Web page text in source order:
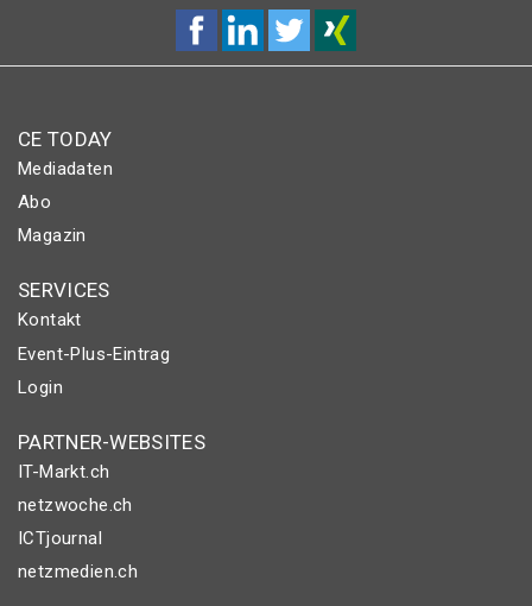
CE TODAY
Mediadaten
Abo
Magazin
SERVICES
Kontakt
Event-Plus-Eintrag
Login
PARTNER-WEBSITES
IT-Markt.ch
netzwoche.ch
ICTjournal
netzmedien.ch